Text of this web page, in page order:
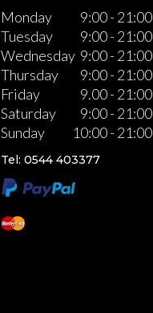
Monday 9:00- 21:00
Tuesday
9:00- 21:00
Wednesday 9:00- 21:00
Thursday
9:00- 21:00
Friday
9.00- 21:00
Saturday
9:00- 21:00
Sunday
10:00- 21:00
Tel: 0544 403377